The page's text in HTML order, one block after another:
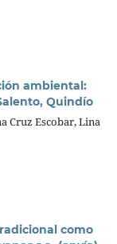
ambiental:
Quindío
Cruz Escobar, Lina
como